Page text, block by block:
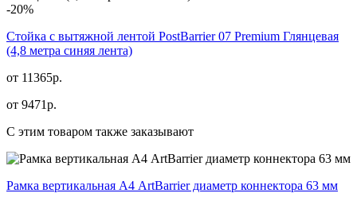
-20%
Стойка с вытяжной лентой PostBarrier 07 Premium Глянцевая
(4,8 метра синяя лента)
от 11365р.
от 9471р.
С этим товаром также заказывают
Рамка вертикальная А4 ArtBarrier диаметр коннектора 63 мм